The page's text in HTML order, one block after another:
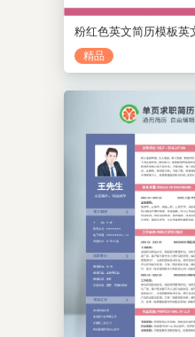
精品